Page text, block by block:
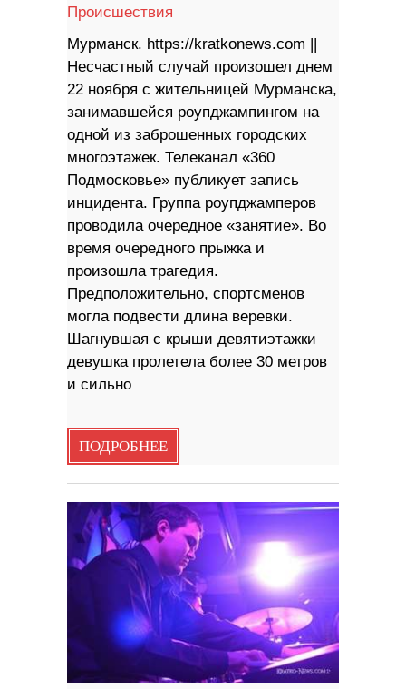
Происшествия
Мурманск. https://kratkonews.com ||
Несчастный случай произошел днем
22 ноября с жительницей Мурманска,
занимавшейся роупджампингом на
одной из заброшенных городских
многоэтажек. Телеканал «360
Подмосковье» публикует запись
инцидента. Группа роупджамперов
проводила очередное «занятие». Во
время очередного прыжка и
произошла трагедия.
Предположительно, спортсменов
могла подвести длина веревки.
Шагнувшая с крыши девятиэтажки
девушка пролетела более 30 метров
и сильно
ПОДРОБНЕЕ